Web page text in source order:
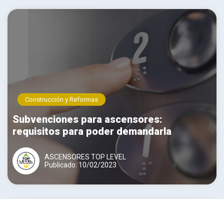
Construcción y Reformas
Subvenciones para ascensores:
requisitos para poder demandarla
ASCENSORES TOP LEVEL
Publicado: 10/02/2023